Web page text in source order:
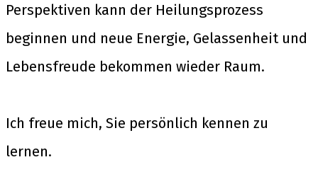
Perspektiven kann der Heilungsprozess
beginnen und neue Energie, Gelassenheit und
Lebensfreude bekommen wieder Raum.
Ich freue mich, Sie persönlich kennen zu
lernen.